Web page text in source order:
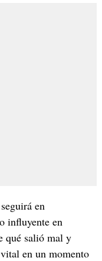
en
influyente en
qué salió mal y
en un momento